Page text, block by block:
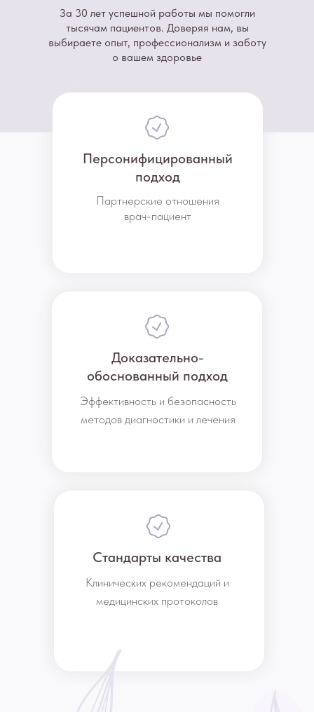
За 30 лет успешной работы мы помогли
тысячам пациентов. Доверяя нам, вы
выбираете опыт, профессионализм и заботу
о вашем здоровье
Персонифицированный
подход
Партнерские отношения
врач-пациент
Стандарты качества
Клинических рекомендаций и
медицинских протоколов
Доказательно-
обоснованный подход
Эффективность и безопасность
методов диагностики и лечения